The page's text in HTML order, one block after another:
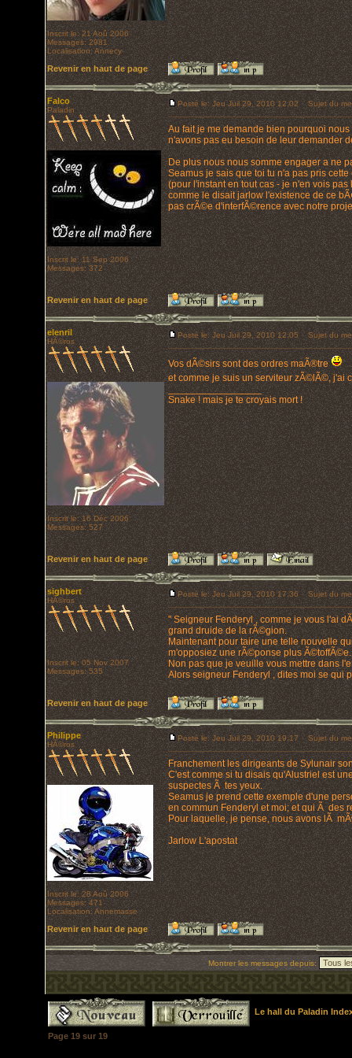
Inscrit le: 21 Aoû 2006
Messages: 2981
Localisation: Annecy
Revenir en haut de page
Falco
Paladin
Inscrit le: 11 Sep 2006
Messages: 372
Posté le: Jeu Juil 29, 2010 12:02 Sujet du
Au fait je me demande bien pourquoi
n'avons pas eu besoin de leur demander
De plus nous nous somme engager a ne
Seamus je sais que toi tu n'a pas pris
(pour l'instant en tout cas - je n'en vois
comme le disait jarlow l'existence de ce
pas crÃ©e d'interfÃ©rence avec notre
Revenir en haut de page
elenril
HÃ©ros
Inscrit le: 16 Déc 2006
Messages: 527
Posté le: Jeu Juil 29, 2010 12:05 Sujet du
Vos dÃ©sirs sont des ordres maÃ®tre
et comme je suis un serviteur zÃ©lÃ©, j'ai
_________________
Snake ! mais je te croyais mort !
Revenir en haut de page
sighbert
HÃ©ros
Inscrit le: 05 Nov 2007
Messages: 535
Posté le: Jeu Juil 29, 2010 17:36 Sujet du
" Seigneur Fenderyl , comme je vous l'ai
grand druide de la rÃ©gion.
Maintenant pour taire une telle nouvelle
m'opposiez une rÃ©ponse plus Ã©toffÃ©e.
Non pas que je veuille vous mettre dans
Alors seigneur Fenderyl , dites moi se qui
Revenir en haut de page
Philippe
HÃ©ros
Inscrit le: 28 Aoû 2006
Messages: 471
Localisation: Annemasse
Posté le: Jeu Juil 29, 2010 19:17 Sujet du
Franchement les dirigeants de Sylunair
C'est comme si tu disais qu'Alustriel est
suspectes Ã tes yeux.
Seamus je prend cette exemple d'une
en commun Fenderyl et moi; et qui Ã des
Pour laquelle, je pense, nous avons lÃ
Jarlow L'apostat
Revenir en haut de page
Montrer les messages depuis:
Le hall du Paladin
Page 19sur 19